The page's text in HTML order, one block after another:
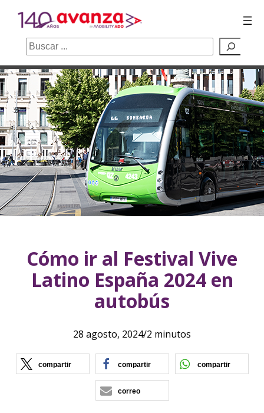
Saltar
al
contenido
Buscar
Cómo ir al Festival Vive
Latino España 2024 en
autobús
28 agosto, 2024/2 minutos
compartir (se abre en nueva ventana)
compartir (se abre en nueva
compartir
correo